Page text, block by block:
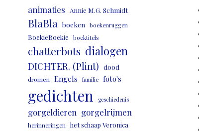
animaties Annie M.G. Schmidt
BlaBla boeken boekenruggen
BoekieBoekie boektitels
chatterbots dialogen
DICHTER. (Plint) dood
dromen Engels familie foto's
gedichten geschiedenis
gorgeldieren gorgelrijmen
herinneringen het schaap Veronica